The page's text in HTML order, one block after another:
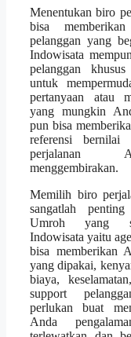
Menentukan biro
bisa
pelanggan yang
Indowisata
pelanggan
untuk
pertanyaan atau
yang mungkin
pun bisa
referensi bernilai
perjalanan
menggembirakan.
Memilih biro
sangatlah
Umroh yang
Indowisata yaitu
bisa memberikan
yang dipakai,
biaya,
support
perlukan buat
Anda